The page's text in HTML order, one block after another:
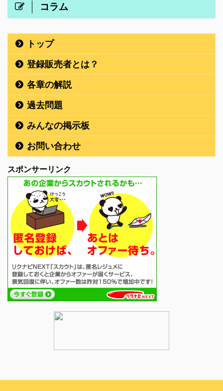
コラム
トップ
登録販売者とは？
各章の解説
過去問題
みんなの掲示板
お問い合わせ
スポンサーリンク